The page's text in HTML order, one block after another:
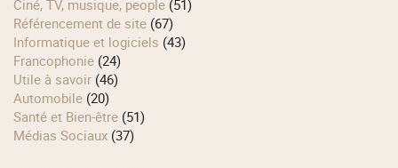
Ciné, TV, musique, people (51)
Référencement de site (67)
Informatique et logiciels (43)
Francophonie (24)
Utile à savoir (46)
Automobile (20)
Santé et Bien-être (51)
Médias Sociaux (37)